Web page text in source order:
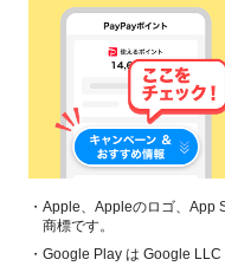
対象となるお支払いの翌日
対象銀行
あいち銀行
池田泉州銀行
岩手銀行
北日本銀行
紀陽銀行
・Apple、Appleのロゴ、App
商標です。
・Google Play は Google LLC